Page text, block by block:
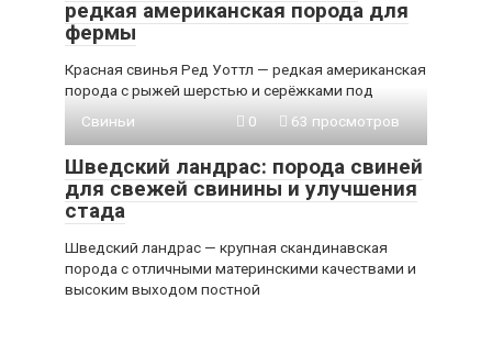
редкая американская порода для
фермы
Красная свинья Ред Уоттл — редкая американская
порода с рыжей шерстью и серёжками под
Свиньи
0 63 просмотров
Шведский ландрас: порода свиней
для свежей свинины и улучшения
стада
Шведский ландрас — крупная скандинавская
порода с отличными материнскими качествами и
высоким выходом постной